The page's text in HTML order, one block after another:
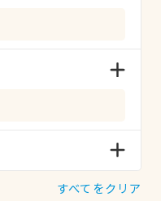
すべてをクリア